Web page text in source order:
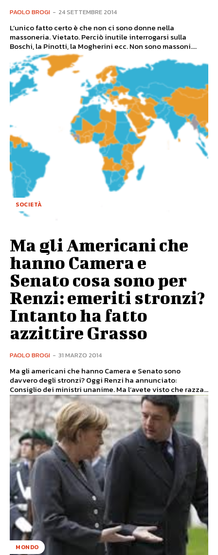
PAOLO BROGI - 24 SETTEMBRE 2014
L’unico fatto certo è che non ci sono donne nella
massoneria. Vietato. Perciò inutile interrogarsi sulla
Boschi, la Pinotti, la Mogherini ecc. Non sono massoni....
SOCIETÀ
Ma gli Americani che
hanno Camera e
Senato cosa sono per
Renzi: emeriti stronzi?
Intanto ha fatto
azzittire Grasso
PAOLO BROGI - 31 MARZO 2014
Ma gli americani che hanno Camera e Senato sono
davvero degli stronzi? Oggi Renzi ha annunciato:
Consiglio dei ministri unanime. Ma l’avete visto che razza...
MONDO